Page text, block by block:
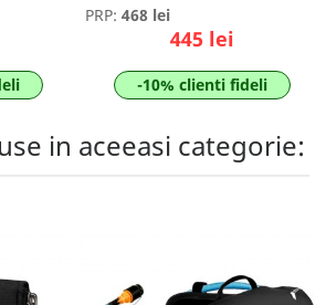
PRP: 468 lei
445 lei
-10% clienti fideli
in aceeasi categorie: